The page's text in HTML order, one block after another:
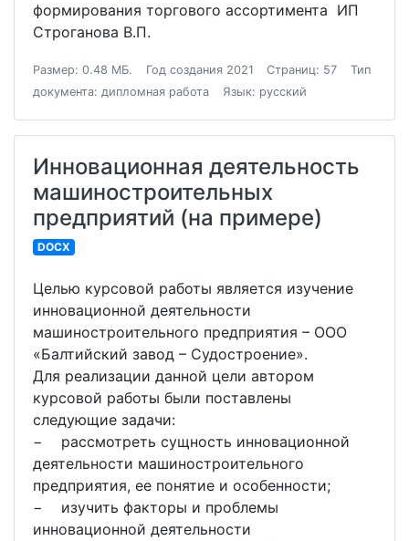
формирования торгового ассортимента ИП
Строганова В.П.
Размер: 0.48 МБ. Год создания 2021 Страниц: 57
Тип
документа: дипломная работа
Язык: русский
Инновационная деятельность
машиностроительных
предприятий (на примере)
DOCX
Целью курсовой работы является изучение
инновационной деятельности
машиностроительного предприятия – ООО
«Балтийский завод – Судостроение».
Для реализации данной цели автором
курсовой работы были поставлены
следующие задачи:
− рассмотреть сущность инновационной
деятельности машиностроительного
предприятия, ее понятие и особенности;
− изучить факторы и проблемы
инновационной деятельности